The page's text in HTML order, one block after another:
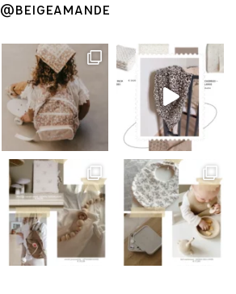
@BEIGEAMANDE